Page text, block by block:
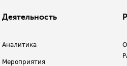
Деятельность
Аналитика
Мероприятия